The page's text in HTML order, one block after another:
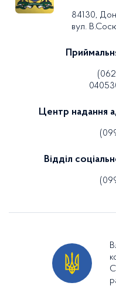
84130,
вул.
Центр надання
Відділ